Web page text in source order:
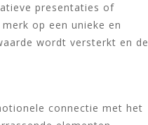
presentaties of
op een unieke en
wordt versterkt en de
connectie met het